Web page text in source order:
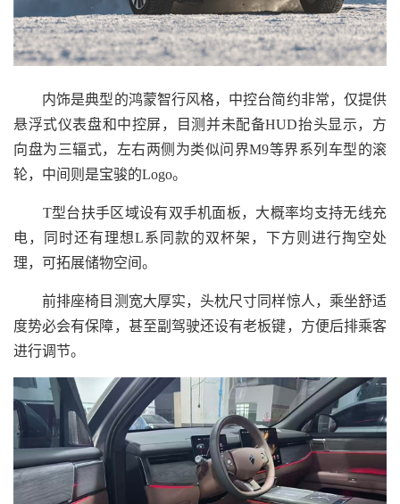
内饰是典型的鸿蒙智行风格，中控台简约非常，仅提供
悬浮式仪表盘和中控屏，目测并未配备HUD抬头显示，方
向盘为三辐式，左右两侧为类似问界M9等界系列车型的滚
轮，中间则是宝骏的Logo。
T型台扶手区域设有双手机面板，大概率均支持无线充
电，同时还有理想L系同款的双杯架，下方则进行掏空处
理，可拓展储物空间。
前排座椅目测宽大厚实，头枕尺寸同样惊人，乘坐舒适
度势必会有保障，甚至副驾驶还设有老板键，方便后排乘客
进行调节。